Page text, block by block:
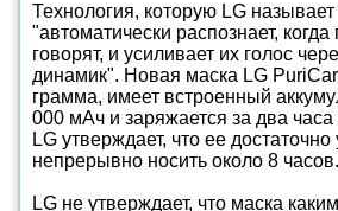
Технология, которую LG
"автоматически распознает, когда
говорят, и усиливает их голос
динамик". Новая маска LG
грамма, имеет встроенный
000 мАч и заряжается за два часа
LG утверждает, что ее достаточно
непрерывно носить около 8 часов.
LG не утверждает, что маска